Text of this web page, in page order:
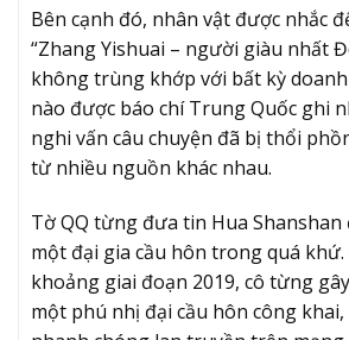
Bên cạnh đó, nhân vật được nhắc
“Zhang Yishuai – người giàu nhất
không trùng khớp với bất kỳ
nào được báo chí Trung Quốc ghi
nghi vấn câu chuyện đã bị thổi
từ nhiều nguồn khác nhau.
Tờ QQ từng đưa tin Hua
một đại gia cầu hôn trong quá khứ.
khoảng giai đoạn 2019, cô từng
một phú nhị đại cầu hôn công